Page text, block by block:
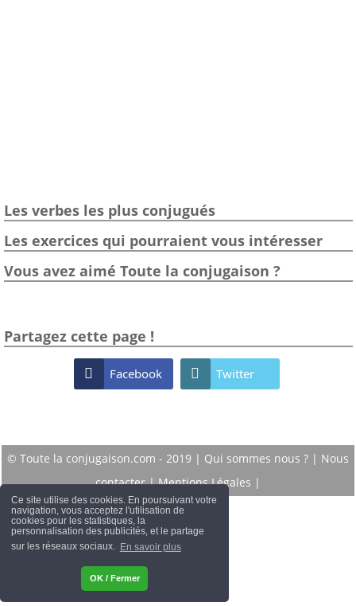
Ce site utilise des cookies. En poursuivant votre
navigation, vous acceptez l'utilisation de
cookies pour les statistiques, la
personnalisation des publicités, et le partage
sur les réseaux sociaux. En savoir plus
OK / Fermer
Les verbes les plus conjugués
Les exercices qui pourraient vous intéresser
Vous avez aimé Toute la conjugaison ?
Partagez cette page !
 Facebook  Twitter
© Toute la conjugaison.com - 2019 | Qui sommes nous ? | Nous
contacter|Mentions Légales |